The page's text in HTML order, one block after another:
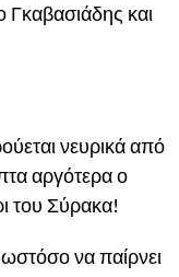
και
νευρικά από
αργότερα ο
του Σύρακα!
να παίρνει